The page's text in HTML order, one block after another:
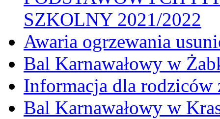
SZKOLNY 2021/2022
Awaria ogrzewania
Bal Karnawałowy w
Informacja dla
Bal Karnawałowy w